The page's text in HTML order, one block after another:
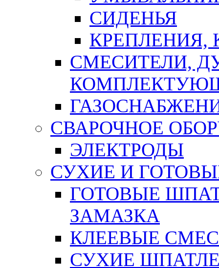
СИДЕНЬЯ
СМЕСИТЕЛИ,
СВАРОЧНОЕ
ЭЛЕКТРОДЫ
СУХИЕ И
ГОТОВЫЕ
ЗАМАЗКА
КЛЕЕВЫЕ
СУХИЕ